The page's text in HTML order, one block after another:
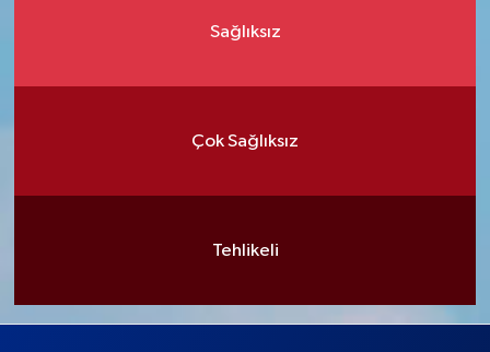
Sağlıksız
Çok Sağlıksız
Tehlikeli